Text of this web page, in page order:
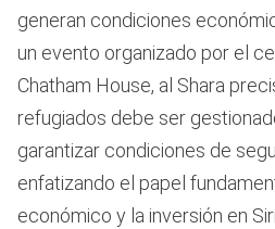
generan condiciones
un evento organizado por el
Chatham House, al Shara
refugiados debe ser
garantizar condiciones de
enfatizando el papel
económico y la inversión en